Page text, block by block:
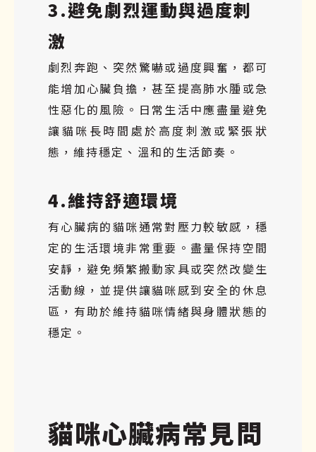
3.避免劇烈運動與過度刺
激
劇烈奔跑、突然驚嚇或過度興奮，都可
能增加心臟負擔，甚至提高肺水腫或急
性惡化的風險。日常生活中應盡量避免
讓貓咪長時間處於高度刺激或緊張狀
態，維持穩定、溫和的生活節奏。
4.維持舒適環境
有心臟病的貓咪通常對壓力較敏感，穩
定的生活環境非常重要。盡量保持空間
安靜，避免頻繁搬動家具或突然改變生
活動線，並提供讓貓咪感到安全的休息
區，有助於維持貓咪情緒與身體狀態的
穩定。
貓咪心臟病常見問